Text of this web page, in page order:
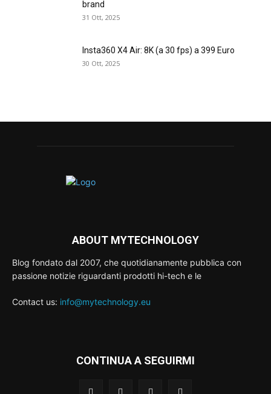
brand
31 Ott, 2025
Insta360 X4 Air: 8K (a 30 fps) a 399 Euro
30 Ott, 2025
ABOUT MYTECHNOLOGY
Blog fondato dal 2007, che quotidianamente pubblica con
passione notizie riguardanti prodotti hi-tech e le
Contact us: info@mytechnology.eu
CONTINUA A SEGUIRMI